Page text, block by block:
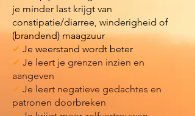
je minder last krijgt van
constipatie/diarree, winderigheid of
(brandend) maagzuur
✔ Je weerstand wordt beter
✔ Je leert je grenzen inzien en
aangeven
✔ Je leert negatieve gedachtes en
patronen doorbreken